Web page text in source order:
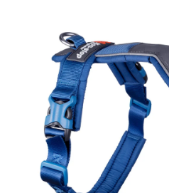
4,9
z
5
hvězdiček.